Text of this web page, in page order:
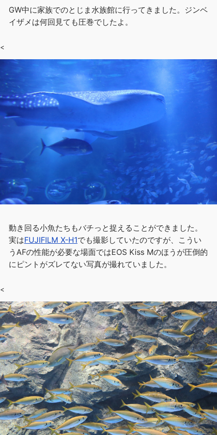
GW中に家族でのとじま水族館に行ってきました。ジンベ
イザメは何回見ても圧巻でしたよ。
<
動き回る小魚たちもバチっと捉えることができました。
実はFUJIFILM X-H1でも撮影していたのですが、こうい
うAFの性能が必要な場面ではEOS Kiss Mのほうが圧倒的
にピントがズレてない写真が撮れていました。
<